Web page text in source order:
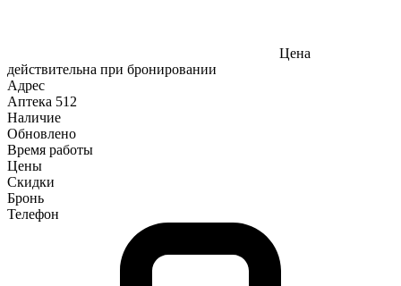
Цена
действительна при бронировании
Адрес
Аптека 512
Наличие
Обновлено
Время работы
Цены
Скидки
Бронь
Телефон